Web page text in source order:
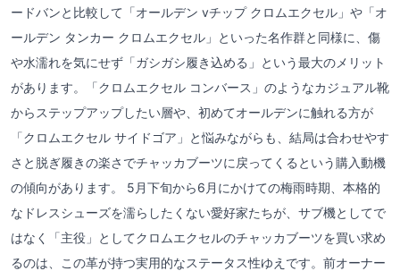
ードバンと比較して「オールデン vチップ クロムエクセル」や「オ
ールデン タンカー クロムエクセル」といった名作群と同様に、傷
や水濡れを気にせず「ガシガシ履き込める」という最大のメリット
があります。「クロムエクセル コンバース」のようなカジュアル靴
からステップアップしたい層や、初めてオールデンに触れる方が
「クロムエクセル サイドゴア」と悩みながらも、結局は合わせやす
さと脱ぎ履きの楽さでチャッカブーツに戻ってくるという購入動機
の傾向があります。 5月下旬から6月にかけての梅雨時期、本格的
なドレスシューズを濡らしたくない愛好家たちが、サブ機としてで
はなく「主役」としてクロムエクセルのチャッカブーツを買い求め
るのは、この革が持つ実用的なステータス性ゆえです。前オーナー